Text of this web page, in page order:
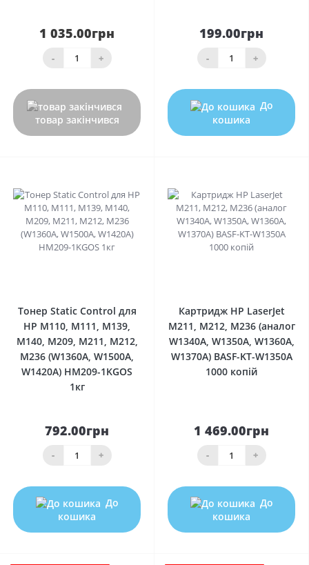
1 035.00грн
- +
товар закінчився
199.00грн
- +
До
кошика
Тонер Static Control для
HP M110, M111, M139,
M140, M209, M211, M212,
M236 (W1360A, W1500A,
W1420A) HM209-1KGOS
1кг
792.00грн
- +
До
кошика
Картридж HP LaserJet
M211, M212, M236 (аналог
W1340A, W1350A, W1360A,
W1370A) BASF-KT-W1350A
1000 копій
1 469.00грн
- +
До
кошика